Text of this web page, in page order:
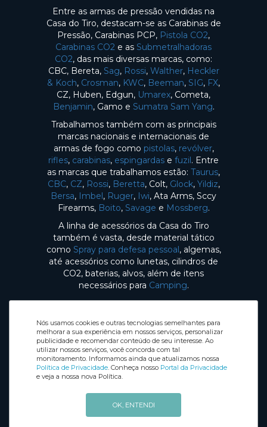
Nós usamos cookies e outras tecnologias semelhantes para
melhorar a sua experiência em nossos serviços, personalizar
publicidade e recomendar conteúdo de seu interesse. Ao
utilizar nossos serviços, você concorda com tal
monitoramento. Informamos ainda que atualizamos nossa
Política de Privacidade. Conheça nosso Portal da Privacidade
e veja a nossa nova Política.
OK, ENTENDI
Entre as armas de pressão vendidas na
Casa do Tiro, destacam-se as Carabinas de
Pressão, Carabinas PCP, Pistola CO2,
Carabinas CO2 e as Submetralhadoras
CO2, das mais diversas marcas, como:
CBC, Bereta, Sag, Rossi, Walther, Heckler
& Koch, Crosman, KWC, Beeman, SIG, FX,
CZ, Huben, Edgun, Umarex, Cometa,
Benjamin, Gamo e Sumatra Sam Yang.
Trabalhamos também com as principais
marcas nacionais e internacionais de
armas de fogo como pistolas, revólver,
rifles, carabinas, espingardas e fuzil . Entre
as marcas que trabalhamos estão: Taurus,
CBC, CZ, Rossi, Beretta, Colt, Glock, Yildiz,
Bersa, Imbel , Ruger, Iwi, Ata Arms, Sccy
Firearms, Boito, Savage e Mossberg.
A linha de acessórios da Casa do Tiro
também é vasta, desde material tático
como Spray para defesa pessoal , algemas,
até acessórios como lunetas, cilindros de
CO2, baterias, alvos, além de itens
necessários para Camping.
Selos de Segurança Redes sociais